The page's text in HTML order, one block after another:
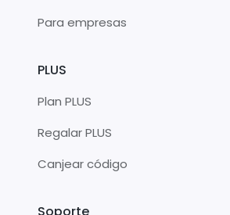
Para empresas
PLUS
Plan PLUS
Regalar PLUS
Canjear código
Soporte